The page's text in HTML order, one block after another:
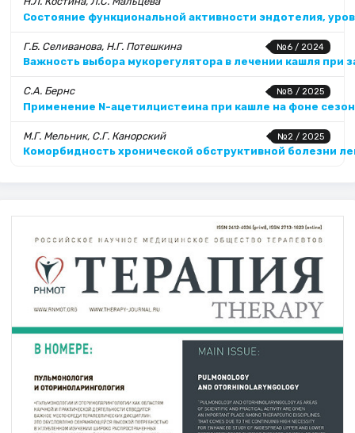
Состояние функциональной активности эндотелия,
№6 / 2024
Г.Б. Селиванова, Н.Г. Потешкина
Важность выбора мукорегулятора в лечении кашля
№8 / 2025
С.А. Бернс
Применение N-ацетилцистеина при кашле на фоне
№2 / 2025
М.Г. Мельник, С.Г. Канорский
Коморбидность хронической обструктивной болезни